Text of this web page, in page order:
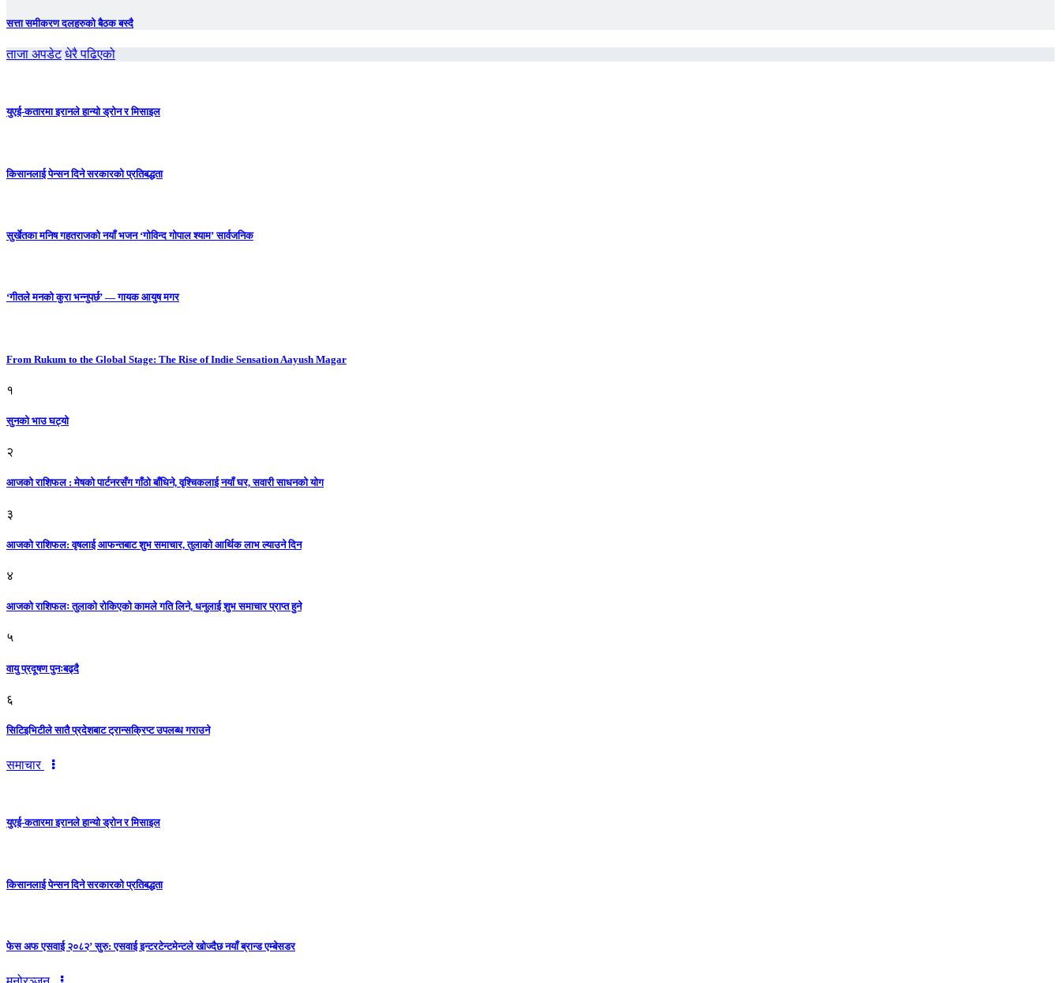
सत्ता समीकरण दलहरुको बैठक बस्दै
ताजा अपडेट धेरै पढिएको
युएई-कतारमा इरानले हान्यो ड्रोन र मिसाइल
किसानलाई पेन्सन दिने सरकारको प्रतिबद्धता
सुर्खेतका मनिष गहतराजको नयाँ भजन ‘गोविन्द गोपाल श्याम’ सार्वजनिक
‘गीतले मनको कुरा भन्नुपर्छ’ — गायक आयुष मगर
From Rukum to the Global Stage: The Rise of Indie Sensation Aayush Magar
१
सुनको भाउ घट्याे
२
आजको राशिफल : मेषको पार्टनरसँग गाँठो बाँधिने, वृश्चिकलाई नयाँ घर, सवारी साधनकाे याेग
३
आजकाे राशिफल: वृषलाई आफन्तबाट शुभ समाचार, तुलाकाे आर्थिक लाभ ल्याउने दिन
४
आजको राशिफलः तुलाकाे रोकिएको कामले गति लिने, धनुलाई शुभ समाचार प्राप्त हुने
५
वायु प्रदूषण पुनःबढ्दै
६
सिटिइभिटीले सातै प्रदेशबाट ट्रान्सक्रिप्ट उपलब्ध गराउने
समाचार
युएई-कतारमा इरानले हान्यो ड्रोन र मिसाइल
किसानलाई पेन्सन दिने सरकारको प्रतिबद्धता
फेस अफ एसवाई २०८२’ सुरु: एसवाई इन्टरटेन्टमेन्टले खोज्दैछ नयाँ ब्रान्ड एम्बेसडर